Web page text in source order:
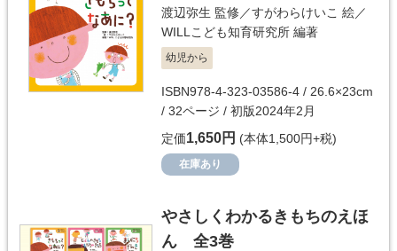
渡辺弥生 監修／すがわらけいこ 絵／
WILLこども知育研究所 編著
幼児から
ISBN978-4-323-03586-4 / 26.6×23cm
/ 32ページ / 初版2024年2月
定価1,650円 (本体1,500円+税)
在庫あり
やさしくわかるきもちのえほ
ん 全3巻